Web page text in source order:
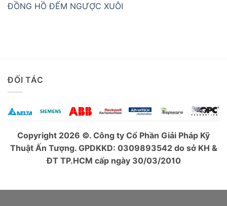
ĐỒNG HỒ ĐẾM NGƯỢC XUÔI
ĐỐI TÁC
Copyright 2026 ©. Công ty Cổ Phần Giải Pháp Kỹ
Thuật Ấn Tượng. GPDKKD: 0309893542 do sở KH &
ĐT TP.HCM cấp ngày 30/03/2010